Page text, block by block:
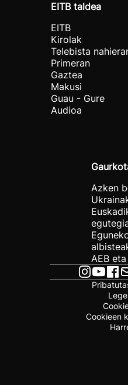
EITB taldea
EITB
Kirolak
Telebista
Primeran
Gaztea
Makusi
Guau - Gure
Audioa
Azken
AEB
Cookieen